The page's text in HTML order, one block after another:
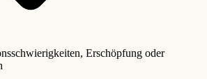
Erschöpfung oder